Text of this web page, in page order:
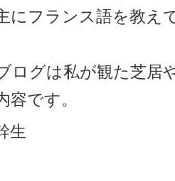
にフランス語を教え
ログは私が観た芝居
容です。
生